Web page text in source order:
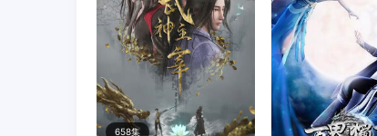
658集